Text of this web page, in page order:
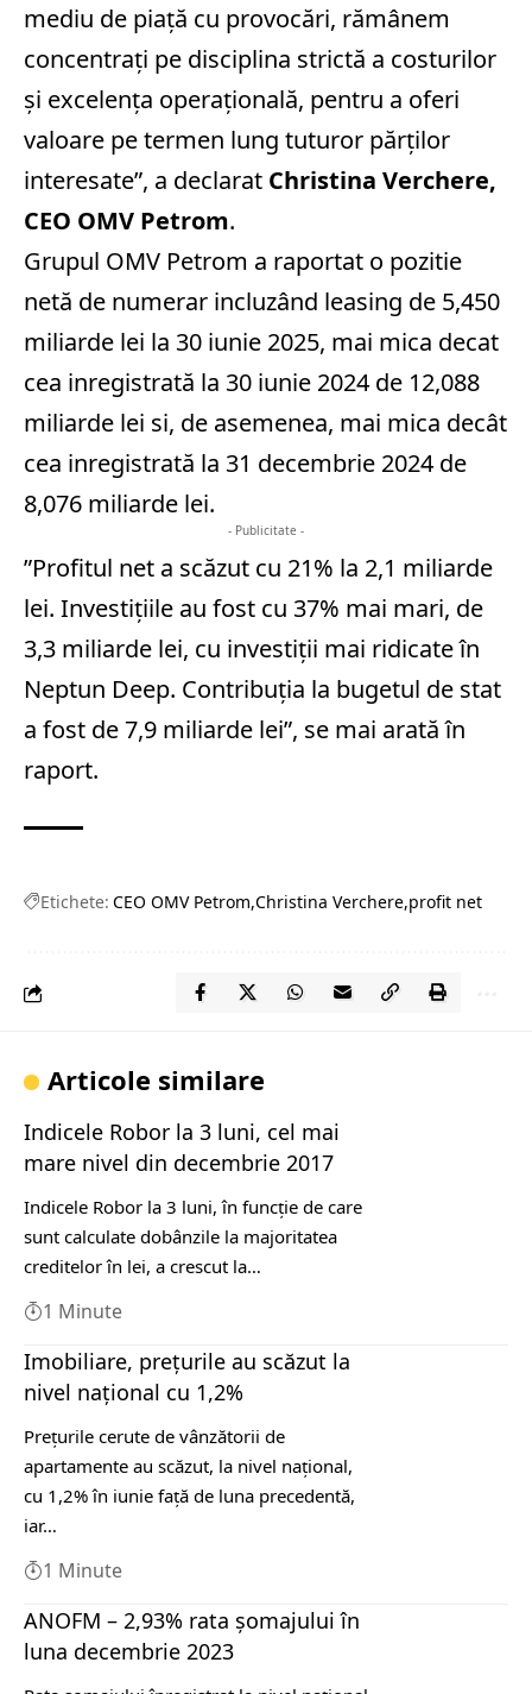
mediu de piaţă cu provocări, rămânem
concentraţi pe disciplina strictă a costurilor
şi excelenţa operaţională, pentru a oferi
valoare pe termen lung tuturor părţilor
interesate”, a declarat Christina Verchere,
CEO OMV Petrom.
Grupul OMV Petrom a raportat o pozitie
netă de numerar incluzând leasing de 5,450
miliarde lei la 30 iunie 2025, mai mica decat
cea inregistrată la 30 iunie 2024 de 12,088
miliarde lei si, de asemenea, mai mica decât
cea inregistrată la 31 decembrie 2024 de
8,076 miliarde lei.
- Publicitate -
”Profitul net a scăzut cu 21% la 2,1 miliarde
lei. Investiţiile au fost cu 37% mai mari, de
3,3 miliarde lei, cu investiţii mai ridicate în
Neptun Deep. Contribuţia la bugetul de stat
a fost de 7,9 miliarde lei”, se mai arată în
raport.
Etichete: CEO OMV Petrom Christina Verchere profit net
Articole similare
Indicele Robor la 3 luni, cel mai
mare nivel din decembrie 2017
Indicele Robor la 3 luni, în funcţie de care
sunt calculate dobânzile la majoritatea
creditelor în lei, a crescut la…
1 Minute
Imobiliare, prețurile au scăzut la
nivel național cu 1,2%
Preţurile cerute de vânzătorii de
apartamente au scăzut, la nivel naţional,
cu 1,2% în iunie faţă de luna precedentă,
iar…
1 Minute
ANOFM – 2,93% rata şomajului în
luna decembrie 2023